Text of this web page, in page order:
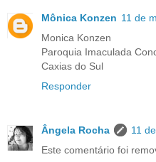
Mônica Konzen 11 de
Monica Konzen
Paroquia Imaculada
Caxias do Sul
Responder
Ângela Rocha
11
Este comentário foi